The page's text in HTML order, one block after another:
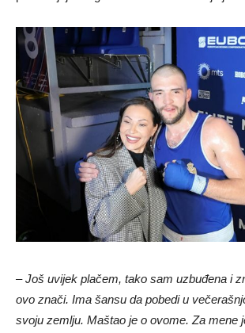
– Još uvijek plačem, tako sam uzbuđena i
ovo znači. Ima šansu da pobedi u
svoju zemlju. Maštao je o ovome. Za mene